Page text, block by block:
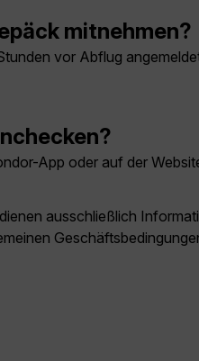
mitnehmen?
vor Abflug
App oder auf der
ausschließlich